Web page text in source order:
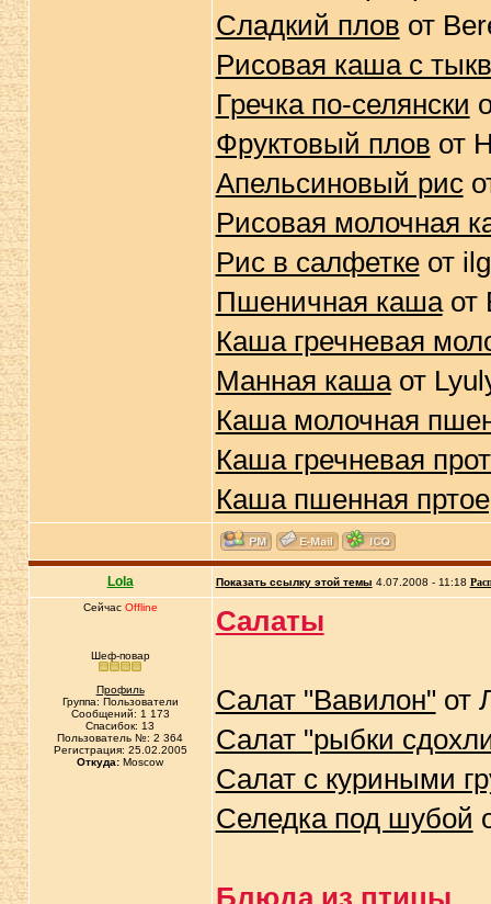
Сладкий плов от
Рисовая каша с
Гречка по-селянски
Фруктовый плов от
Апельсиновый рис
Рисовая молочная
Рис в салфеткеот
Пшеничная кашаот
Каша гречневая
Манная кашаот
Каша молочная
Каша гречневая
Каша пшенная
Lola Показать ссылку этой темы 4.07.2008 - 11:18
Сейчас Offline
Шеф-повар
Профиль
Группа: Пользователи
Сообщений: 1 173
Спасибок: 13
Пользователь №: 2 364
Регистрация: 25.02.2005
Откуда: Moscow
Салаты
Салат "Вавилон"от
Салат "рыбки
Салат с куриными
Селедка под шубой
Блюда из птицы